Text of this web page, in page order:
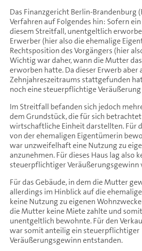
Das Finanzgericht Berlin-Brandenburg
Verfahren auf Folgendes hin: Sofern
diesem Streitfall, unentgeltlich
Erwerber (hier also die ehemalige
Rechtsposition des Vorgängers (hier
Wichtig war daher, wann die Mutter
erworben hatte. Da dieser Erwerb aber
Zehnjahreszeitraums stattgefunden
noch eine steuerpflichtige
Im Streitfall befanden sich jedoch
dem Grundstück, die für sich
wirtschaftliche Einheit darstellten. Für
von der ehemaligen Eigentümerin
war unzweifelhaft eine Nutzung zu
anzunehmen. Für dieses Haus lag also
steuerpflichtiger Veräußerungsgewinn
Für das Gebäude, in dem die Mutter
allerdings im Hinblick auf die
keine Nutzung zu eigenen
die Mutter keine Miete zahlte und
unentgeltlich bewohnte. Für den
war somit anteilig ein steuerpflichtiger
Veräußerungsgewinn entstanden.